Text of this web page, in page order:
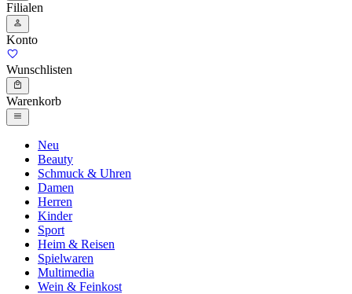
Filialen
Konto
Wunschlisten
Warenkorb
Neu
Beauty
Schmuck & Uhren
Damen
Herren
Kinder
Sport
Heim & Reisen
Spielwaren
Multimedia
Wein & Feinkost